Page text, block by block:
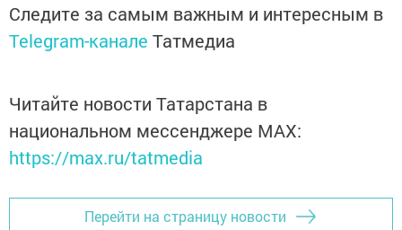
Следите за самым важным и интересным в
Telegram-канале Татмедиа
Читайте новости Татарстана в
национальном мессенджере MАХ:
https://max.ru/tatmedia
Перейти на страницу новости